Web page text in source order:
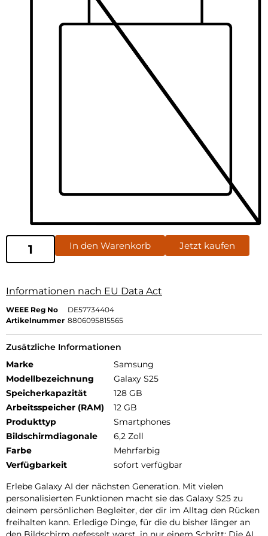
In den Warenkorb Jetzt kaufen
Informationen nach EU Data Act
WEEE Reg No
DE57734404
Artikelnummer 8806095815565
Zusätzliche Informationen
Marke
Samsung
Modellbezeichnung
Galaxy S25
Speicherkapazität
128 GB
Arbeitsspeicher (RAM)
12 GB
Produkttyp
Smartphones
Bildschirmdiagonale
6,2 Zoll
Farbe
Mehrfarbig
Verfügbarkeit
sofort verfügbar
Erlebe Galaxy AI der nächsten Generation. Mit vielen
personalisierten Funktionen macht sie das Galaxy S25 zu
deinem persönlichen Begleiter, der dir im Alltag den Rücken
freihalten kann. Erledige Dinge, für die du bisher länger an